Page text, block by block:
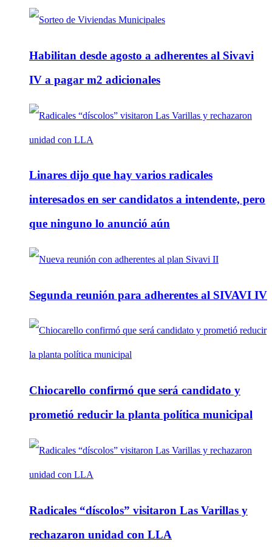
Habilitan desde agosto a adherentes al Sivavi
IV a pagar m2 adicionales
Linares dijo que hay varios radicales
interesados en ser candidatos a intendente, pero
que ninguno lo anunció aún
Segunda reunión para adherentes al SIVAVI IV
Chiocarello confirmó que será candidato y
prometió reducir la planta política municipal
Radicales “díscolos” visitaron Las Varillas y
rechazaron unidad con LLA